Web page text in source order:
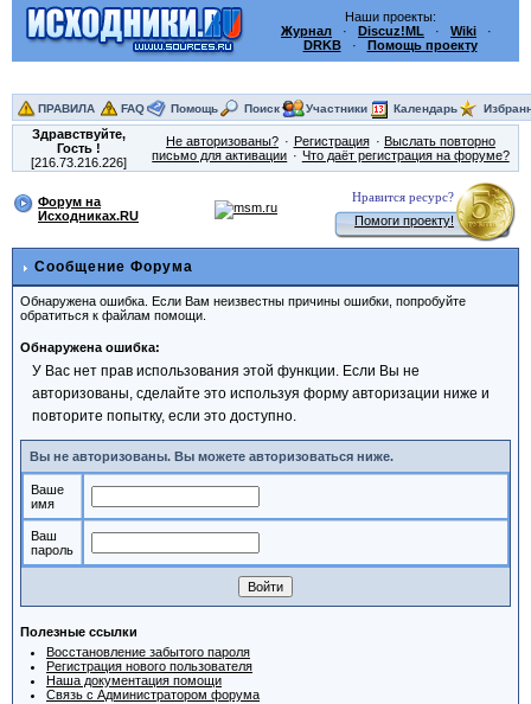
Наши проекты:
Журнал · Discuz!ML · Wiki ·
DRKB· Помощь проекту
ПРАВИЛА FAQ Помощь Поиск Участники Календарь
Здравствуйте,
Гость!
[216.73.216.226]
Не авторизованы? Регистрация
Выслать повторно
письмо для активации
Что даёт регистрация на форуме?
Форум на
Исходниках.RU
Нравится ресурс?
Помоги проекту!
Сообщение Форума
Обнаружена ошибка. Если Вам неизвестны причины ошибки, попробуйте
обратиться к файлам помощи.
Обнаружена ошибка:
У Вас нет прав использования этой функции. Если Вы не
авторизованы, сделайте это используя форму авторизации ниже и
повторите попытку, если это доступно.
Вы не авторизованы. Вы можете авторизоваться ниже.
Ваше
имя
Ваш
пароль
Полезные ссылки
Восстановление забытого пароля
Регистрация нового пользователя
Наша документация помощи
Связь с Администратором форума